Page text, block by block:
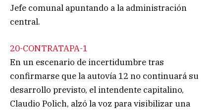
Jefe comunal apuntando a la administración
central.
20-CONTRATAPA-1
En un escenario de incertidumbre tras
confirmarse que la autovía 12 no continuará su
desarrollo previsto, el intendente capitalino,
Claudio Polich, alzó la voz para visibilizar una